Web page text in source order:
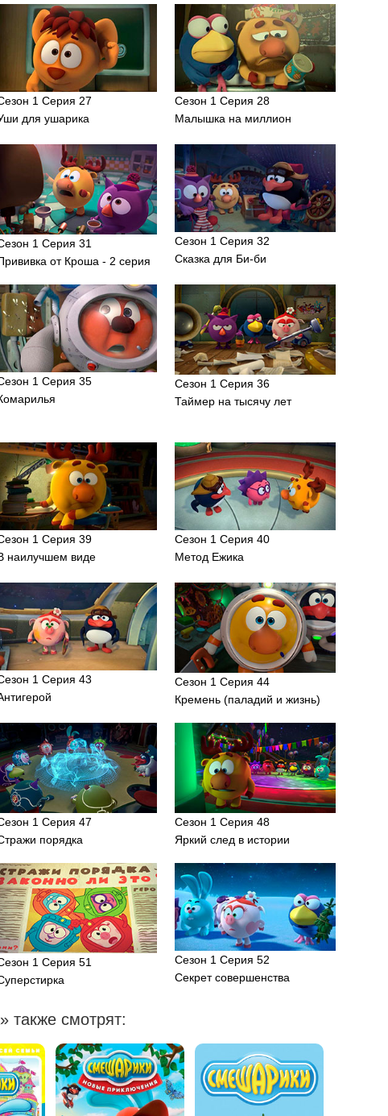
1 Серия 27
для ушарика
Сезон 1 Серия 28
Малышка на миллион
1 Серия 31
от Кроша - 2 серия
Сезон 1 Серия 32
Сказка для Би-би
1 Серия 35
Сезон 1 Серия 36
Таймер на тысячу лет
1 Серия 39
наилучшем виде
Сезон 1 Серия 40
Метод Ежика
1 Серия 43
Сезон 1 Серия 44
Кремень (паладий и жизнь)
1 Серия 47
порядка
Сезон 1 Серия 48
Яркий след в истории
1 Серия 51
Сезон 1 Серия 52
Секрет совершенства
также смотрят: